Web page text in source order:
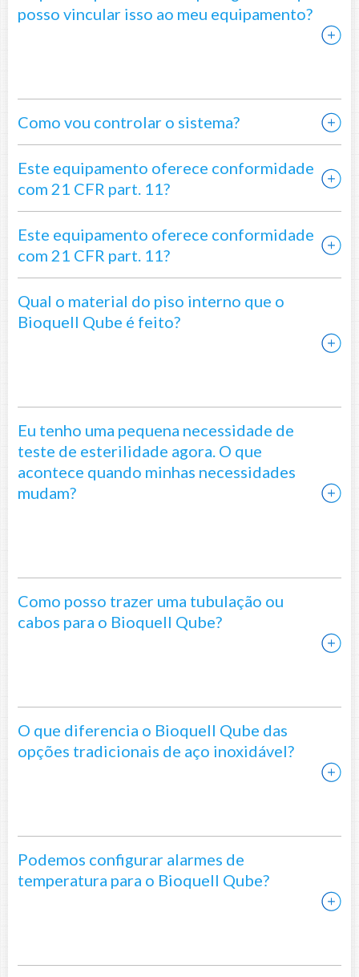
posso vincular isso ao meu equipamento?
Como vou controlar o sistema?
Este equipamento oferece conformidade
com 21 CFR part. 11?
Este equipamento oferece conformidade
com 21 CFR part. 11?
Qual o material do piso interno que o
Bioquell Qube é feito?
Eu tenho uma pequena necessidade de
teste de esterilidade agora. O que
acontece quando minhas necessidades
mudam?
Como posso trazer uma tubulação ou
cabos para o Bioquell Qube?
O que diferencia o Bioquell Qube das
opções tradicionais de aço inoxidável?
Podemos configurar alarmes de
temperatura para o Bioquell Qube?